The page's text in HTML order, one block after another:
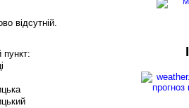
відсутній.
пункт: